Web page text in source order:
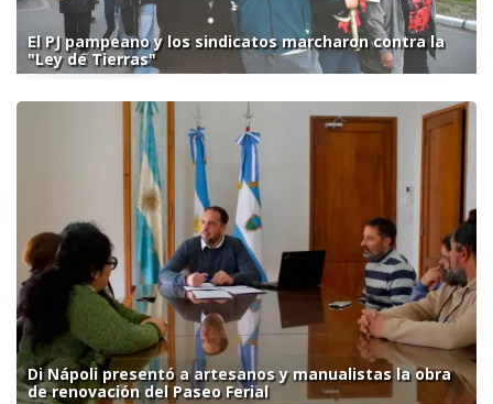
El PJ pampeano y los sindicatos marcharon contra la
"Ley de Tierras"
Di Nápoli presentó a artesanos y manualistas la obra
de renovación del Paseo Ferial